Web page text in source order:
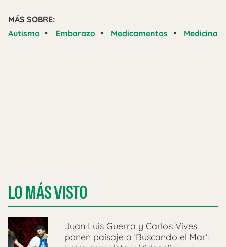
MÁS SOBRE:
Autismo • Embarazo • Medicamentos • Medicina
LO MÁS VISTO
Juan Luis Guerra y Carlos Vives
ponen paisaje a ‘Buscando el Mar’: